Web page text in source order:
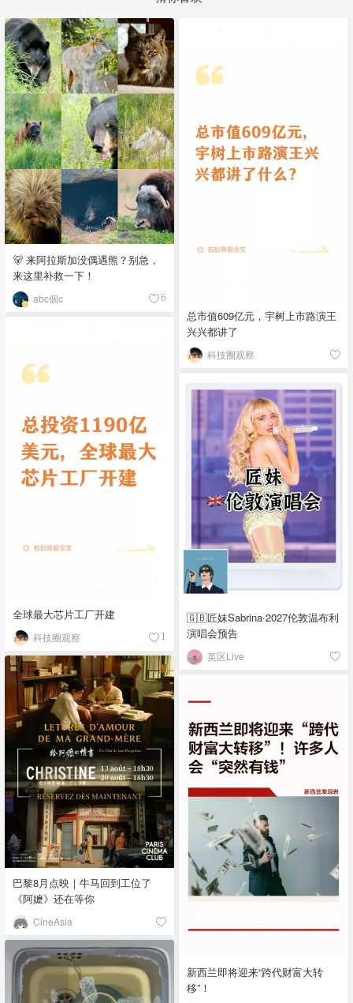
🐻 来阿拉斯加没偶遇熊？别急，
来这里补救一下！
abc個c 6
总市值609亿元，宇树上市路演王
兴兴都讲了
科技圈观察
全球最大芯片工厂开建
科技圈观察 1
🇬🇧匠妹Sabrina·2027伦敦温布利
演唱会预告
英区Live
巴黎8月点映｜牛马回到工位了
《阿嬷》还在等你
CineAsia
新西兰即将迎来“跨代财富大转
移”！